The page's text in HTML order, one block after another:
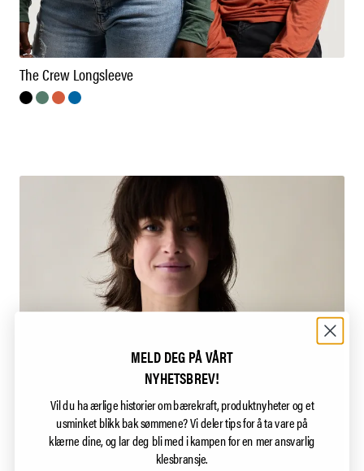
The Crew Longsleeve
MELD DEG PÅ VÅRT
NYHETSBREV!
Vil du ha ærlige historier om bærekraft, produktnyheter og et
usminket blikk bak sømmene?Vi deler tips for å ta vare på
klærne dine, og lar deg bli med i kampen for en mer ansvarlig
klesbransje.